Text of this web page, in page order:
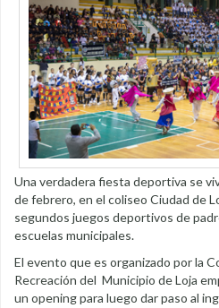
Una verdadera fiesta deportiva se
de febrero, en el coliseo Ciudad de
segundos juegos deportivos de
escuelas municipales.
El evento que es organizado por la
Recreación del Municipio de Loja
un opening para luego dar paso al